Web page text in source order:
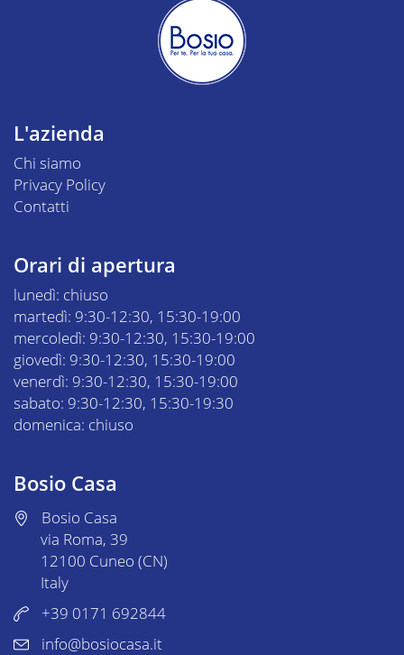
L'azienda
Chi siamo
Privacy Policy
Contatti
Orari di apertura
lunedì: chiuso
martedì: 9:30-12:30, 15:30-19:00
mercoledì: 9:30-12:30, 15:30-19:00
giovedì: 9:30-12:30, 15:30-19:00
venerdì: 9:30-12:30, 15:30-19:00
sabato: 9:30-12:30, 15:30-19:30
domenica: chiuso
Bosio Casa
Bosio Casa
via Roma, 39
12100 Cuneo (CN)
Italy
+39 0171 692844
info@bosiocasa.it